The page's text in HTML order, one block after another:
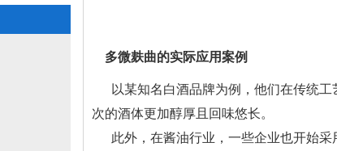
多微麸曲的实际应用案例
以某知名白酒品牌为例，他们在传统
次的酒体更加醇厚且回味悠长。
此外，在酱油行业，一些企业也开始